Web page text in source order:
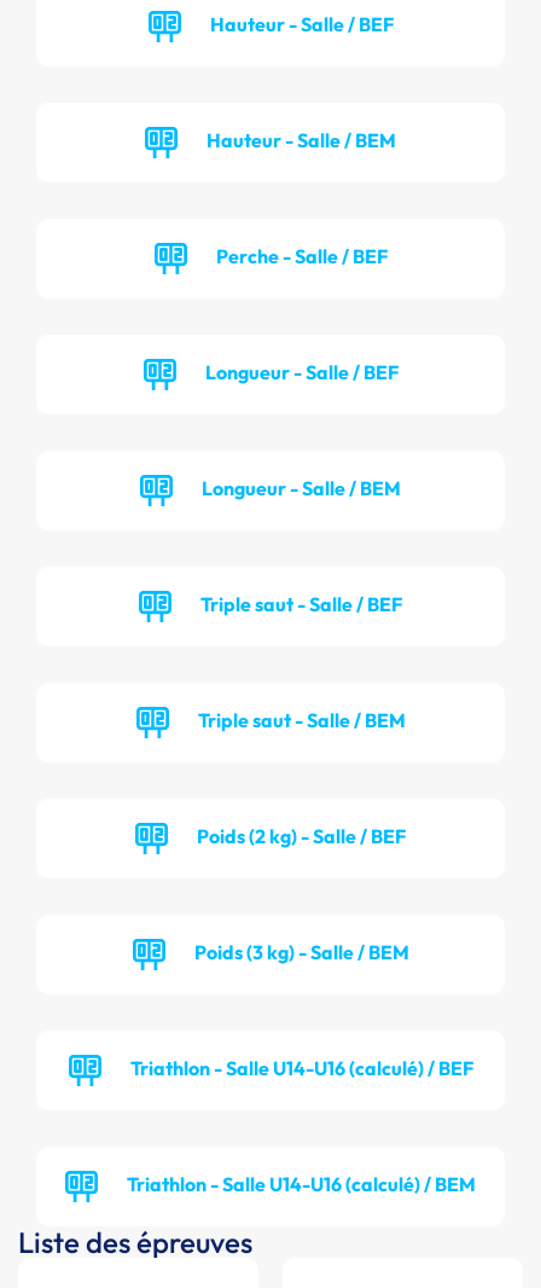
Hauteur - Salle / BEF
Hauteur - Salle / BEM
Perche - Salle / BEF
Longueur - Salle / BEF
Longueur - Salle / BEM
Triple saut - Salle / BEF
Triple saut - Salle / BEM
Poids (2 kg) - Salle / BEF
Poids (3 kg) - Salle / BEM
Triathlon - Salle U14-U16 (calculé) / BEF
Triathlon - Salle U14-U16 (calculé) / BEM
Liste des épreuves